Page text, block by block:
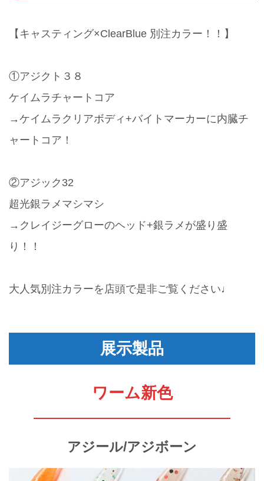
【キャスティング×ClearBlue 別注カラー！！】
①アジクト３８
ケイムラチャートコア
→ケイムラクリアボディ+バイトマーカーに内臓チ
ャートコア！
②アジック32
超光銀ラメマシマシ
→クレイジーグローのヘッド+銀ラメが盛り盛
り！！
大人気別注カラーを店頭で是非ご覧ください♩
展示製品
ワーム新色
アジール/アジボーン